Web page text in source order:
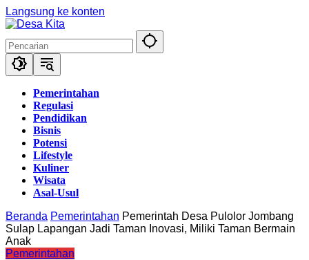
Langsung ke konten
Pemerintahan
Regulasi
Pendidikan
Bisnis
Potensi
Lifestyle
Kuliner
Wisata
Asal-Usul
Beranda Pemerintahan Pemerintah Desa Pulolor Jombang
Sulap Lapangan Jadi Taman Inovasi, Miliki Taman Bermain
Anak
Pemerintahan